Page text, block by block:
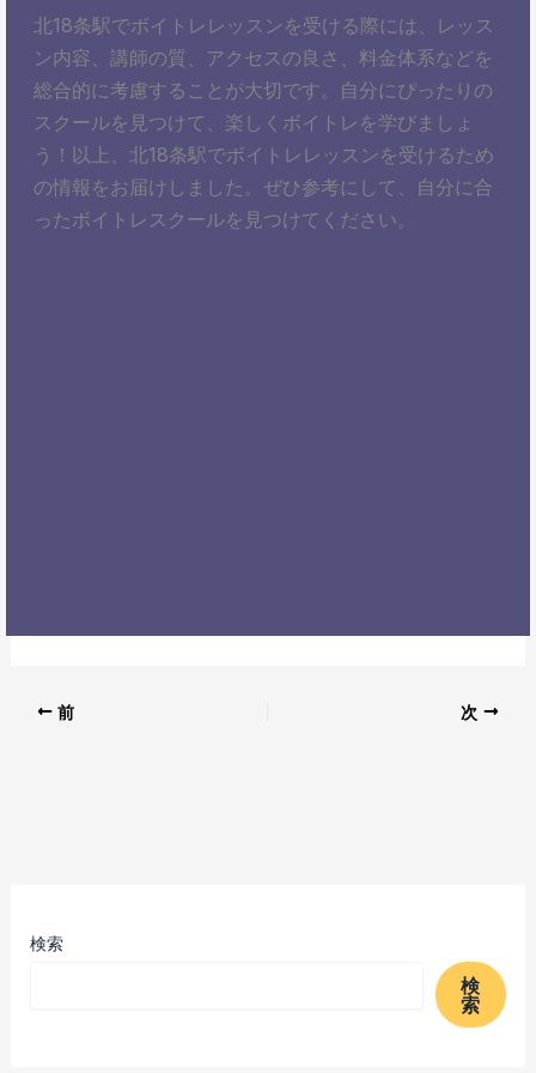
北18条駅でボイトレレッスンを受ける際には、レッス
ン内容、講師の質、アクセスの良さ、料金体系などを
総合的に考慮することが大切です。自分にぴったりの
スクールを見つけて、楽しくボイトレを学びましょ
う！以上、北18条駅でボイトレレッスンを受けるため
の情報をお届けしました。ぜひ参考にして、自分に合
ったボイトレスクールを見つけてください。
前 次
検索
検
索